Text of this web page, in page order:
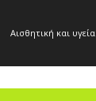
Αισθητική και υγεία